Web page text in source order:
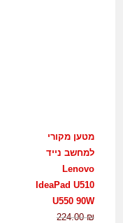
מטען מקורי
למחשב נייד
Lenovo
IdeaPad U510
U550 90W
224.00₪